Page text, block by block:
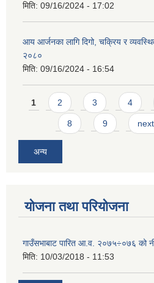
मिति: 09/16/2024 - 17:02
आय आर्जनका लागि दिगो, चक्रिय र
२०८०
मिति: 09/16/2024 - 16:54
Pages
1 2 3 4
8 9
अन्य
योजना तथा परियोजना
गाउँसभाबाट पारित आ.व. २०७५÷०७६ को
मिति: 10/03/2018 - 11:53